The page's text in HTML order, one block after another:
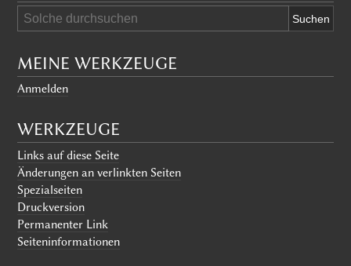
MEINE WERKZEUGE
Anmelden
WERKZEUGE
Links auf diese Seite
Änderungen an verlinkten Seiten
Spezialseiten
Druckversion
Permanenter Link
Seiten­informationen